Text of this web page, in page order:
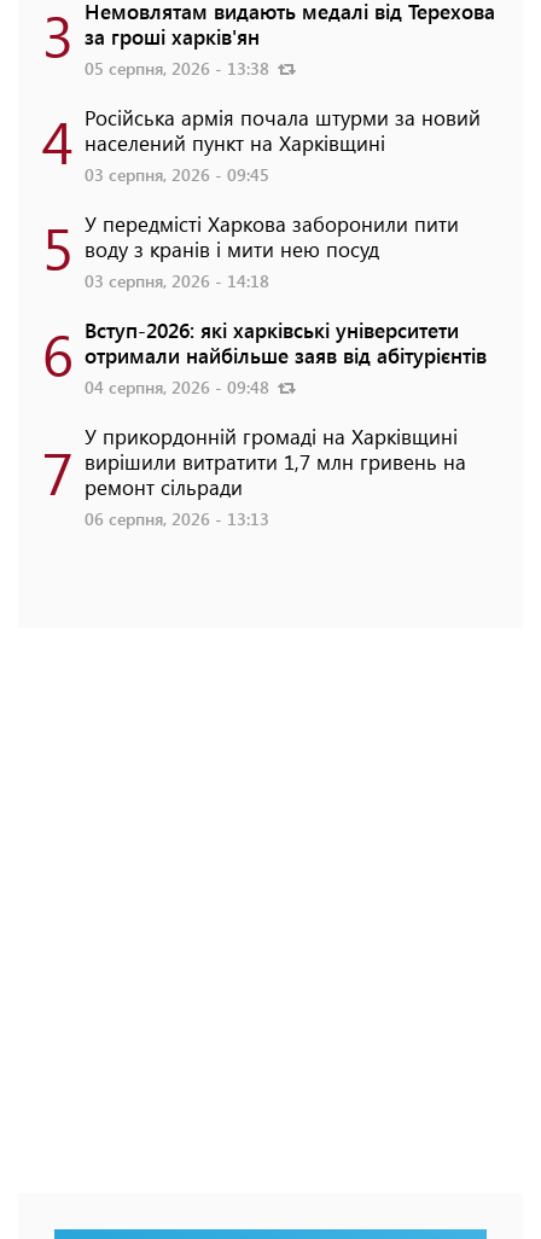
3 Немовлятам видають медалі від Терехова
за гроші харків'ян
05 серпня, 2026 - 13:38
4 Російська армія почала штурми за новий
населений пункт на Харківщині
03 серпня, 2026 - 09:45
5 У передмісті Харкова заборонили пити
воду з кранів і мити нею посуд
03 серпня, 2026 - 14:18
6 Вступ-2026: які харківські університети
отримали найбільше заяв від абітурієнтів
04 серпня, 2026 - 09:48
7 У прикордонній громаді на Харківщині
вирішили витратити 1,7 млн гривень на
ремонт сільради
06 серпня, 2026 - 13:13